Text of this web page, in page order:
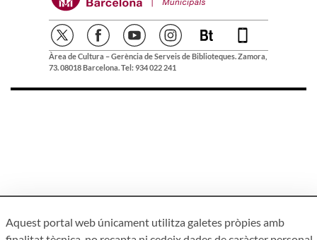
Àrea de Cultura – Gerència de Serveis de Biblioteques. Zamora,
73. 08018 Barcelona. Tel: 934 022 241
Aquest portal web únicament utilitza galetes pròpies amb